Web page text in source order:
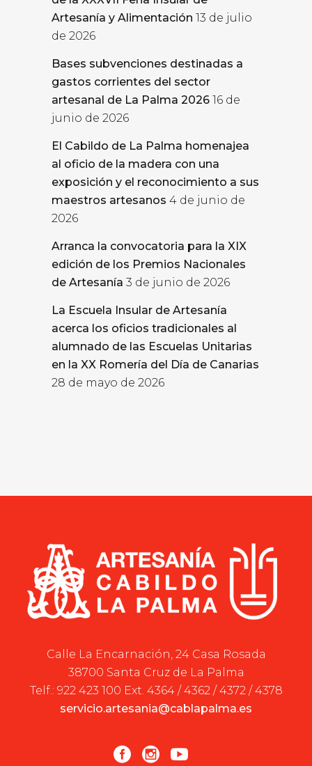
Artesanía y Alimentación 13 de julio
de 2026
Bases subvenciones destinadas a
gastos corrientes del sector
artesanal de La Palma 2026 16 de
junio de 2026
El Cabildo de La Palma homenajea
al oficio de la madera con una
exposición y el reconocimiento a sus
maestros artesanos 4 de junio de
2026
Arranca la convocatoria para la XIX
edición de los Premios Nacionales
de Artesanía 3 de junio de 2026
La Escuela Insular de Artesanía
acerca los oficios tradicionales al
alumnado de las Escuelas Unitarias
en la XX Romería del Día de Canarias
28 de mayo de 2026
Calle La Encarnación, 24 Casa Rosada
38700 Santa Cruz de La Palma
Telf.: 922 423 100 Ext. 4364 / 4362 / 4372 / 4378
servicio.artesania@cablapalma.es